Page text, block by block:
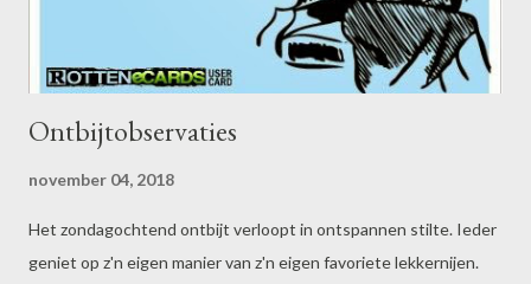
Ontbijtobservaties
november 04, 2018
Het zondagochtend ontbijt verloopt in ontspannen stilte. Ieder
geniet op z'n eigen manier van z'n eigen favoriete lekkernijen.